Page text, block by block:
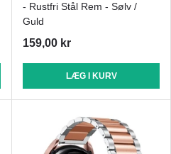
- Rustfri Stål Rem - Sølv /
Guld
159,00 kr
LÆG I KURV